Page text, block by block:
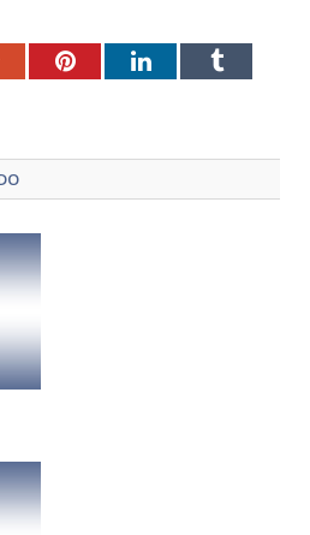
Google+PinterestLinkedInTumblr